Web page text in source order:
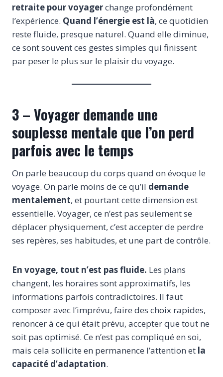
retraite pour voyagerchange profondément
l’expérience. Quand l’énergie est là, ce quotidien
reste fluide, presque naturel. Quand elle diminue,
ce sont souvent ces gestes simples qui finissent
par peser le plus sur le plaisir du voyage.
3 – Voyager demande une
souplesse mentale que l’on perd
parfois avec le temps
On parle beaucoup du corps quand on évoque le
voyage. On parle moins de ce qu’il demande
mentalement, et pourtant cette dimension est
essentielle. Voyager, ce n’est pas seulement se
déplacer physiquement, c’est accepter de perdre
ses repères, ses habitudes, et une part de contrôle.
En voyage, tout n’est pas fluide. Les plans
changent, les horaires sont approximatifs, les
informations parfois contradictoires. Il faut
composer avec l’imprévu, faire des choix rapides,
renoncer à ce qui était prévu, accepter que tout ne
soit pas optimisé. Ce n’est pas compliqué en soi,
mais cela sollicite en permanence l’attention et la
capacité d’adaptation.